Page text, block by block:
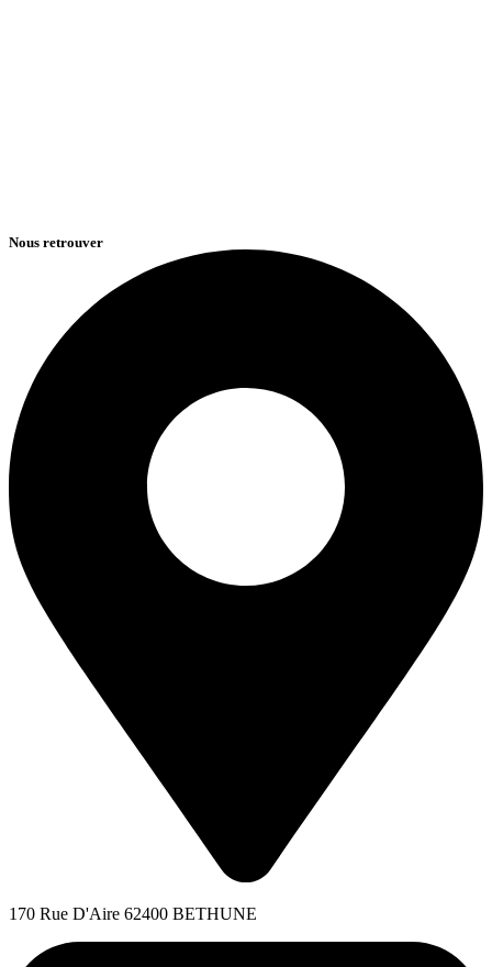
Nous retrouver
170 Rue D'Aire 62400 BETHUNE